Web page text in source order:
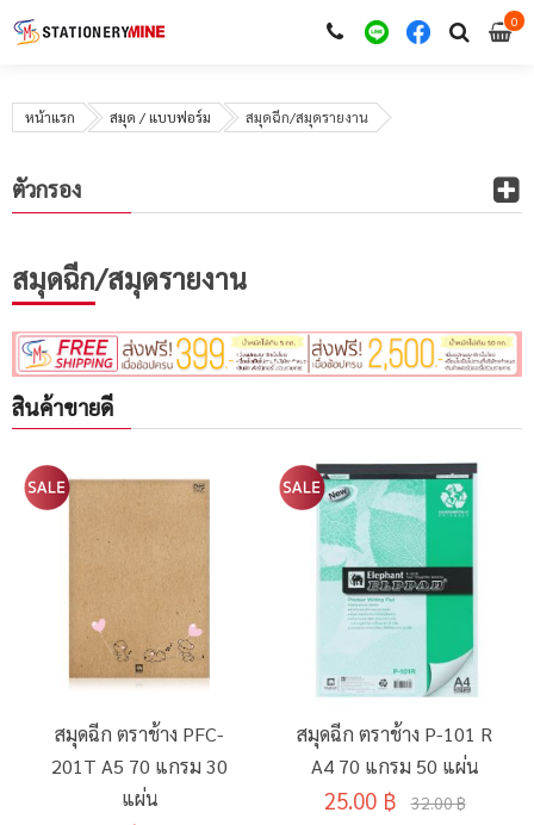
00
หน้าแรก สมุด / แบบฟอร์ม สมุดฉีก/สมุดรายงาน
สมุดฉีก/สมุดรายงาน
สินค้าขายดี
สมุดฉีก ตราช้าง PFC-
201T A5 70 แกรม 30
แผ่น
สมุดฉีก ตราช้าง P-101 R
A4 70 แกรม 50 แผ่น
25.00 ฿ 32.00 ฿
ตัวกรอง